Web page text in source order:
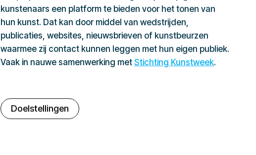
kunstenaars een platform te bieden voor het tonen van
hun kunst. Dat kan door middel van wedstrijden,
publicaties, websites, nieuwsbrieven of kunstbeurzen
waarmee zij contact kunnen leggen met hun eigen publiek.
Vaak in nauwe samenwerking metStichting Kunstweek.
Doelstellingen